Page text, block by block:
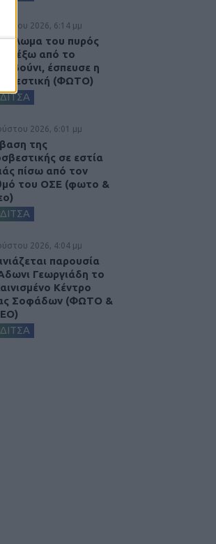
2026, 6:14 μμ
του πυρός
ΙΧ έξω από το
έσπευσε η
(ΦΩΤΟ)
2026, 6:01 μμ
της
σε εστία
πίσω από τον
του ΟΣΕ (φωτο &
2026, 4:04 μμ
παρουσία
Γεωργιάδη το
Κέντρο
Σοφάδων (ΦΩΤΟ &